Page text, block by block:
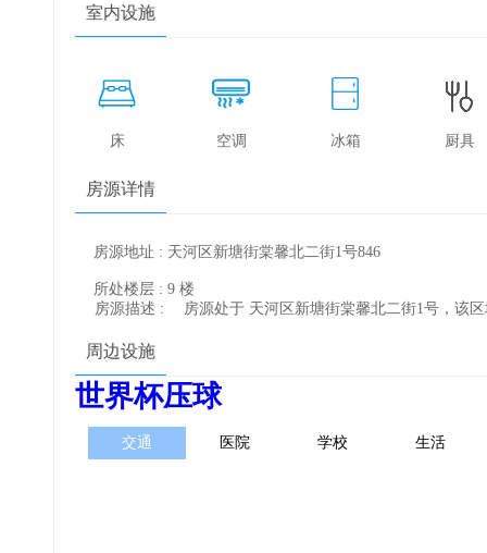
室内设施
床 空调 冰箱 厨具
房源详情
房源地址 : 天河区新塘街棠馨北二街1号846
所处楼层 : 9 楼
房源描述 :
房源处于 天河区新塘街棠馨北二街1号，该
周边设施